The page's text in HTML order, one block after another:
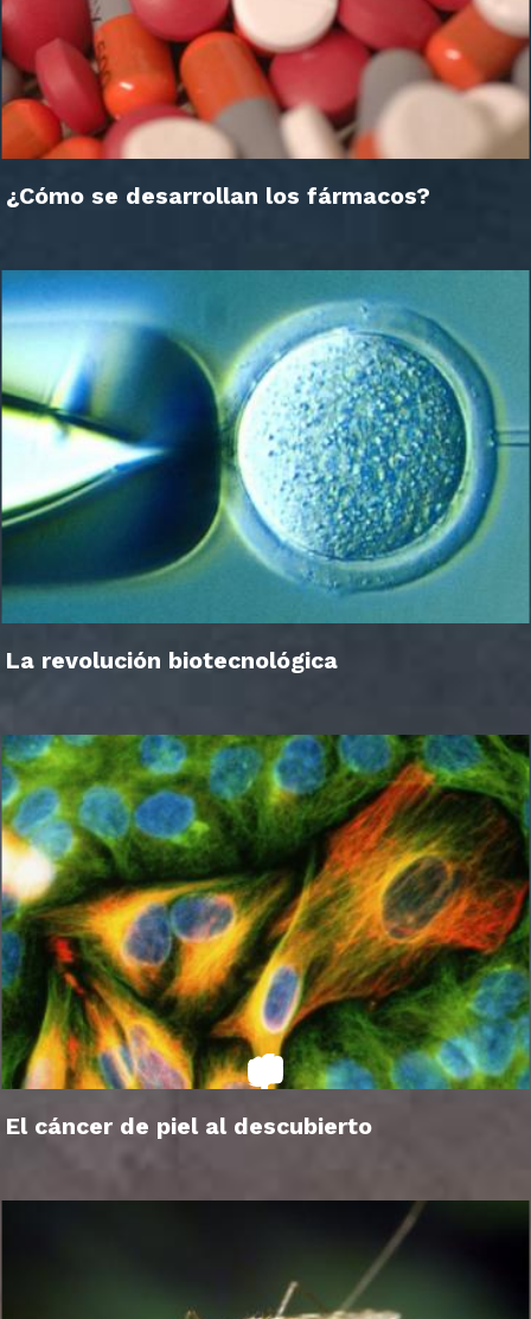
¿Cómo se desarrollan los fármacos?
La revolución biotecnológica
El cáncer de piel al descubierto